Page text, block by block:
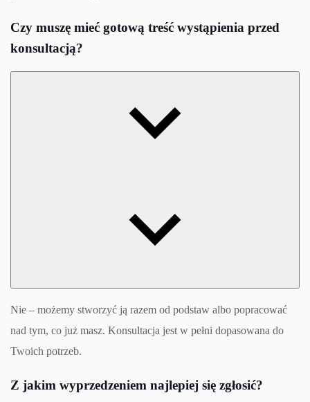
Czy muszę mieć gotową treść wystąpienia przed
konsultacją?
Nie – możemy stworzyć ją razem od podstaw albo popracować
nad tym, co już masz. Konsultacja jest w pełni dopasowana do
Twoich potrzeb.
Z jakim wyprzedzeniem najlepiej się zgłosić?